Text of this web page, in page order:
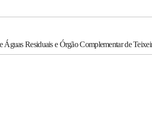
Águas Residuais e Órgão Complementar de